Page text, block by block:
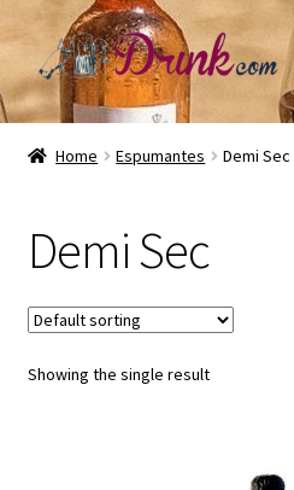
a
la
a
la
Inicio
Blog
Carrito de compras
Finalizar compra
Home Espumantes Demi Sec
Demi Sec
Showing the single result